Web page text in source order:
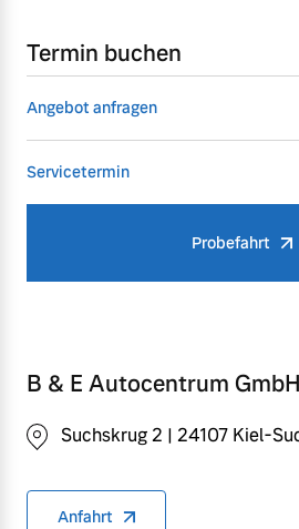
Termin buchen
Angebot anfragen
Servicetermin
Probefahrt
B & E Autocentrum GmbH
Suchskrug 2 | 24107 Kiel-
Anfahrt